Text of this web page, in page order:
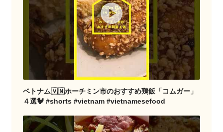
ベトナム🇻🇳ホーチミン市のおすすめ鶏飯「コムガー」
４選🐓 #shorts #vietnam #vietnamesefood